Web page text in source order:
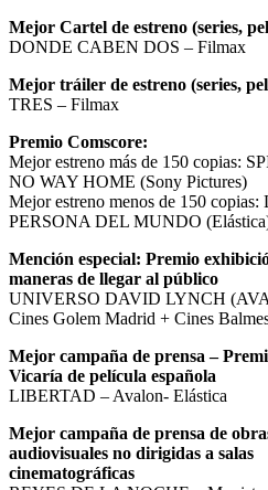
Mejor Cartel de estreno (series,
DONDE CABEN DOS – Filmax
Mejor tráiler de estreno (series,
TRES – Filmax
Premio Comscore:
Mejor estreno más de 150 copias:
NO WAY HOME (Sony Pictures)
Mejor estreno menos de 150 copias:
PERSONA DEL MUNDO
Mención especial: Premio
maneras de llegar al público
UNIVERSO DAVID LYNCH
Cines Golem Madrid + Cines
Mejor campaña de prensa –
Vicaría de película española
LIBERTAD – Avalon- Elástica
Mejor campaña de prensa de
audiovisuales no dirigidas a salas
cinematográficas